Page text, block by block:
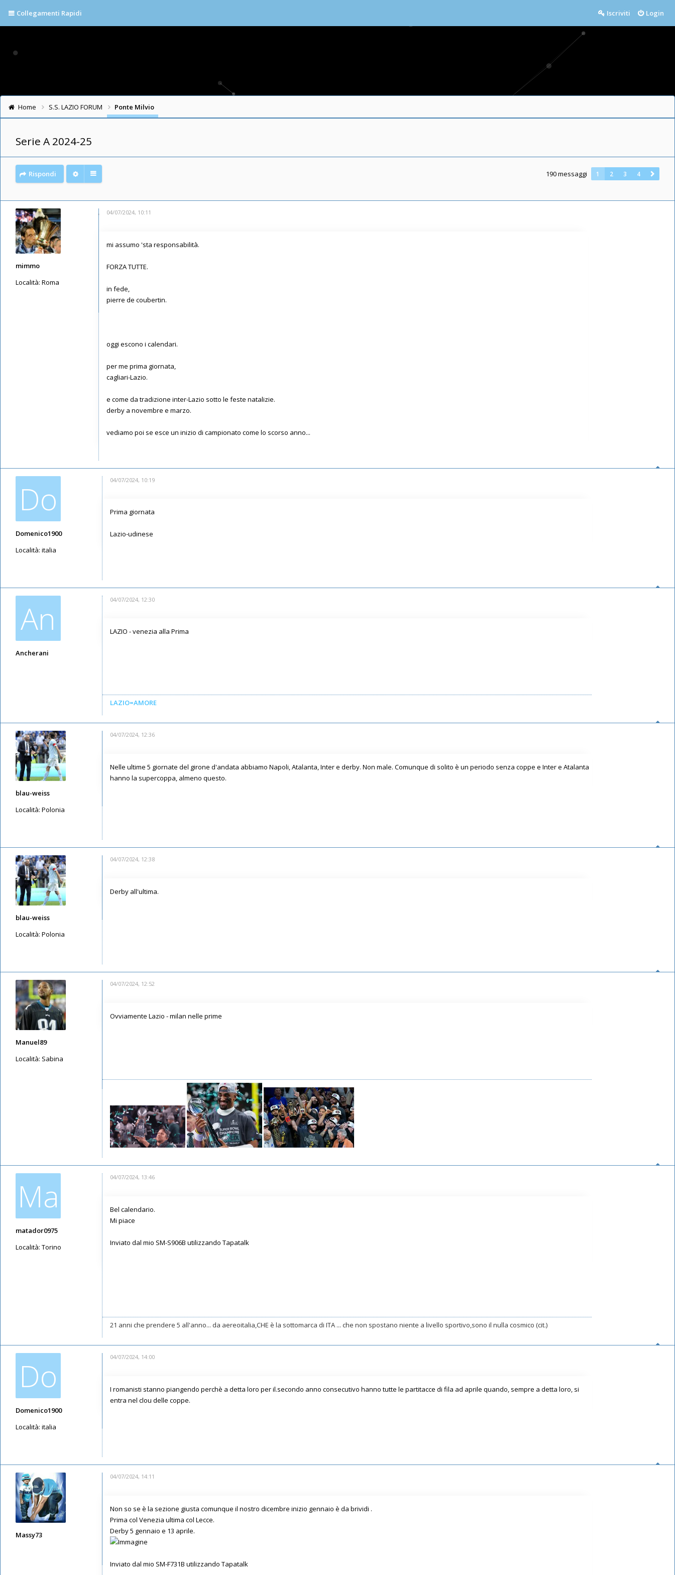
Collegamenti Rapidi Login
Iscriviti
Home S.S. LAZIO FORUM Ponte Milvio
Serie A 2024-25
Rispondi 190 messaggi 1 2 3 4
mimmo
Località: Roma
04/07/2024, 10:11
mi assumo 'sta responsabilità.
FORZA TUTTE.
in fede,
pierre de coubertin.
oggi escono i calendari.
per me prima giornata,
cagliari-Lazio.
e come da tradizione inter-Lazio sotto le feste natalizie.
derby a novembre e marzo.
vediamo poi se esce un inizio di campionato come lo scorso anno...
Do
Domenico1900
Località: italia
04/07/2024, 10:19
Prima giornata
Lazio-udinese
An
Ancherani
04/07/2024, 12:30
LAZIO - venezia alla Prima
LAZIO=AMORE
blau-weiss
Località: Polonia
04/07/2024, 12:36
Nelle ultime 5 giornate del girone d'andata abbiamo Napoli, Atalanta, Inter e derby. Non male. Comunque di solito è un periodo senza coppe e Inter e Atalanta
hanno la supercoppa, almeno questo.
blau-weiss
Località: Polonia
04/07/2024, 12:38
Derby all'ultima.
Manuel89
Località: Sabina
04/07/2024, 12:52
Ovviamente Lazio - milan nelle prime
Ma
matador0975
Località: Torino
04/07/2024, 13:46
Bel calendario.
Mi piace
Inviato dal mio SM-S906B utilizzando Tapatalk
21 anni che prendere 5 all'anno... da aereoitalia,CHE è la sottomarca di ITA ... che non spostano niente a livello sportivo,sono il nulla cosmico (cit.)
Do
Domenico1900
Località: italia
04/07/2024, 14:00
I romanisti stanno piangendo perchè a detta loro per il.secondo anno consecutivo hanno tutte le partitacce di fila ad aprile quando, sempre a detta loro, si
entra nel clou delle coppe.
Massy73
04/07/2024, 14:11
Non so se è la sezione giusta comunque il nostro dicembre inizio gennaio è da brividi .
Prima col Venezia ultima col Lecce.
Derby 5 gennaio e 13 aprile.
Inviato dal mio SM-F731B utilizzando Tapatalk